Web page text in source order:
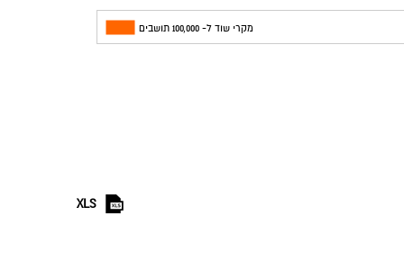
מקרי שוד ל- 100,000 תושבים
XLS